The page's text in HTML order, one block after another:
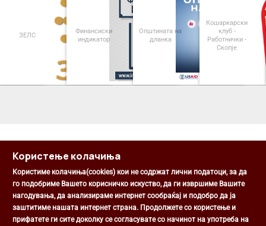
ЗЕЛС
Финансиски
индикатор
Општината на
дланка
Кошаркарски
клуб -
Работнички -
Скопје
Општина Центар
Михаил Цоков бр. 1, Скопје
Користење колачиња
Користиме колачиња(cookies) кои не содржат лични податоци, за да
го подобриме Вашето корисничко искуство, да ги извршиме Вашите
нагодувања, да анализираме интернет сообраќај и подобро да ја
заштитиме нашата интернет страна. Продолжете со користење и
прифатете ги сите доколку се согласувате со начинот на употреба на